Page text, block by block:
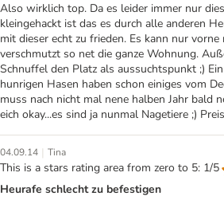
Also wirklich top. Da es leider immer nur
kleingehackt ist das es durch alle anderen
mit dieser echt zu frieden. Es kann nur
verschmutzt so net die ganze Wohnung.
Schnuffel den Platz als aussuchtspunkt ;)
hunrigen Hasen haben schon einiges vom
muss nach nicht mal nene halben Jahr bald
eich okay...es sind ja nunmal Nagetiere ;)
04.09.14 | Tina
This is a stars rating area from zero to 5: 1/5
Heurafe schlecht zu befestigen